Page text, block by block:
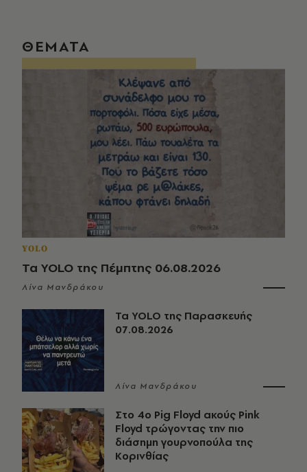
ΘΕΜΑΤΑ
YOLO
Τα YOLO της Πέμπτης 06.08.2026
Λίνα Μανδράκου
Τα YOLO της Παρασκευής
07.08.2026
Λίνα Μανδράκου
Στο 4ο Pig Floyd ακούς Pink
Floyd τρώγοντας την πιο
διάσημη γουρνοπούλα της
Κορινθίας